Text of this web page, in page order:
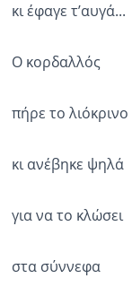
κι έφαγε τ’αυγά...
Ο κορδαλλός
πήρε το λιόκρινο
κι ανέβηκε ψηλά
για να το κλώσει
στα σύννεφα